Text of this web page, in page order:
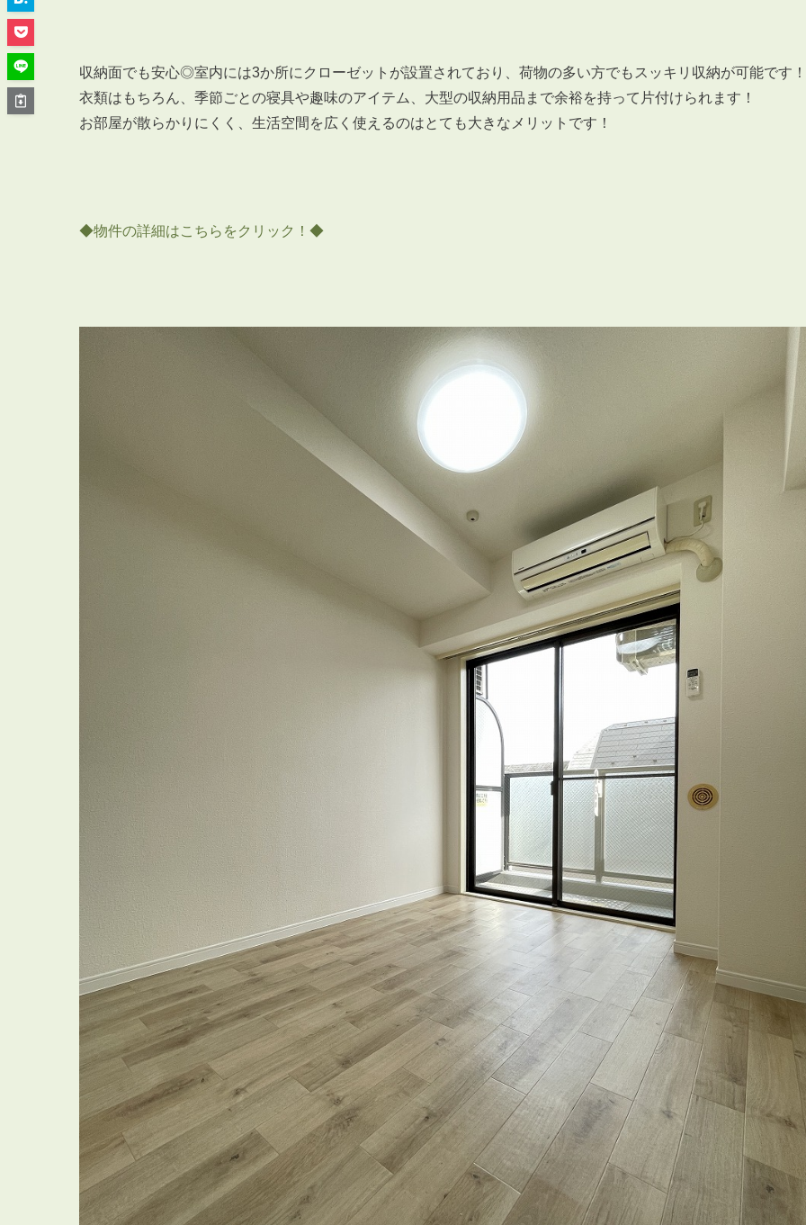
賃貸管理を依頼したい方
マンションの自主管理について
アパートの大規模修繕について
仲介業者向け・申込方法
申し込みから契約の流れ
お問い合わせ
【受付時間】10:00~19:00（定休日：水曜日）
管
収納面でも安心◎室内には3か所にクローゼットが設置されており、荷物の多い方でもスッキリ収納が可能です！
衣類はもちろん、季節ごとの寝具や趣味のアイテム、大型の収納用品まで余裕を持って片付けられます！
お部屋が散らかりにくく、生活空間を広く使えるのはとても大きなメリットです！
◆物件の詳細はこちらをクリック！◆